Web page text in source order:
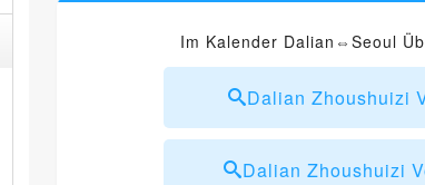
Im Kalender Dalian⇔Seoul
Dalian Zhoushuizi
Dalian Zhoushuizi